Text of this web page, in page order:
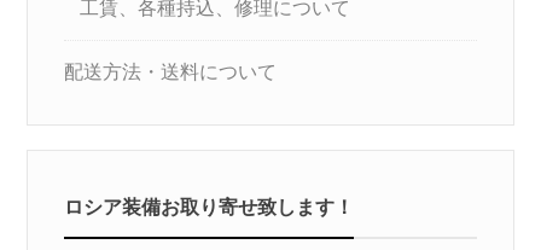
工賃、各種持込、修理について
配送方法・送料について
ロシア装備お取り寄せ致します！